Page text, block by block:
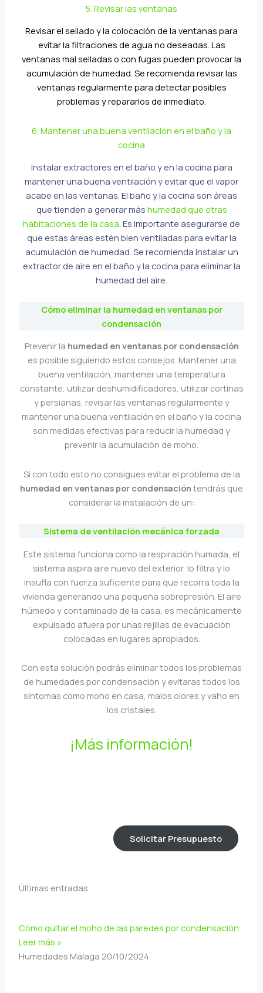
5. Revisar las ventanas
Revisar el sellado y la colocación de la ventanas para
evitar la filtraciones de agua no deseadas. Las
ventanas mal selladas o con fugas pueden provocar la
acumulación de humedad. Se recomienda revisar las
ventanas regularmente para detectar posibles
problemas y repararlos de inmediato.
6. Mantener una buena ventilación en el baño y la
cocina
Instalar extractores en el baño y en la cocina para
mantener una buena ventilación y evitar que el vapor
acabe en las ventanas. El baño y la cocina son áreas
que tienden a generar más humedad que otras
habitaciones de la casa. Es importante asegurarse de
que estas áreas estén bien ventiladas para evitar la
acumulación de humedad. Se recomienda instalar un
extractor de aire en el baño y la cocina para eliminar la
humedad del aire.
Cómo eliminar la humedad en ventanas por
condensación
Prevenir la humedad en ventanas por condensación
es posible siguiendo estos consejos. Mantener una
buena ventilación, mantener una temperatura
constante, utilizar deshumidificadores, utilizar cortinas
y persianas, revisar las ventanas regularmente y
mantener una buena ventilación en el baño y la cocina
son medidas efectivas para reducir la humedad y
prevenir la acumulación de moho.
Si con todo esto no consigues evitar el problema de la
humedad en ventanas por condensación tendrás que
considerar la instalación de un:
Sistema de ventilación mecánica forzada
Este sistema funciona como la respiración humada, el
sistema aspira aire nuevo del exterior, lo filtra y lo
insufla con fuerza suficiente para que recorra toda la
vivienda generando una pequeña sobrepresión. El aire
húmedo y contaminado de la casa, es mecánicamente
expulsado afuera por unas rejillas de evacuación
colocadas en lugares apropiados.
Con esta solución podrás eliminar todos los problemas
de humedades por condensación y evitaras todos los
síntomas como moho en casa, malos olores y vaho en
los cristales.
¡Más información!
Solicitar Presupuesto
Últimas entradas
Cómo quitar el moho de las paredes por condensación
Leer más »
Humedades Málaga 20/10/2024